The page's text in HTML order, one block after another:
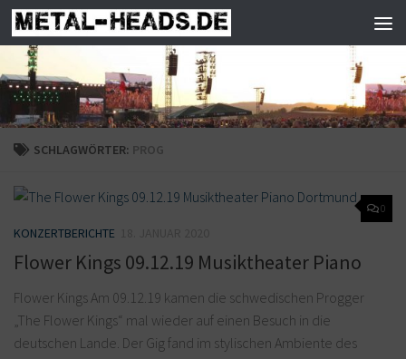
Zum Inhalt springen
SCHLAGWÖRTER: PROG
0
KONZERTBERICHTE
Flower Kings 09.12.19 Musiktheater Piano
Flower Kings Am 09.12.19 kamen die schwedischen Progger
„The Flower Kings“ mal wieder auf einen Besuch in die
deutschen Lande. Der Gig fand im stylischen Ambiente des